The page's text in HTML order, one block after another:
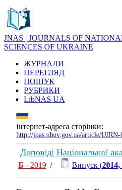
JNAS | JOURNALS OF
SCIENCES OF UKRAINE
ЖУРНАЛИ
ПЕРЕГЛЯД
ПОШУК
РУБРИКИ
LibNAS UA
інтернет-адреса сторінки:
http://jnas.nbuv.gov.ua/article/UJRN-
Доповіді Національної
Б - 2019 / Випуск (